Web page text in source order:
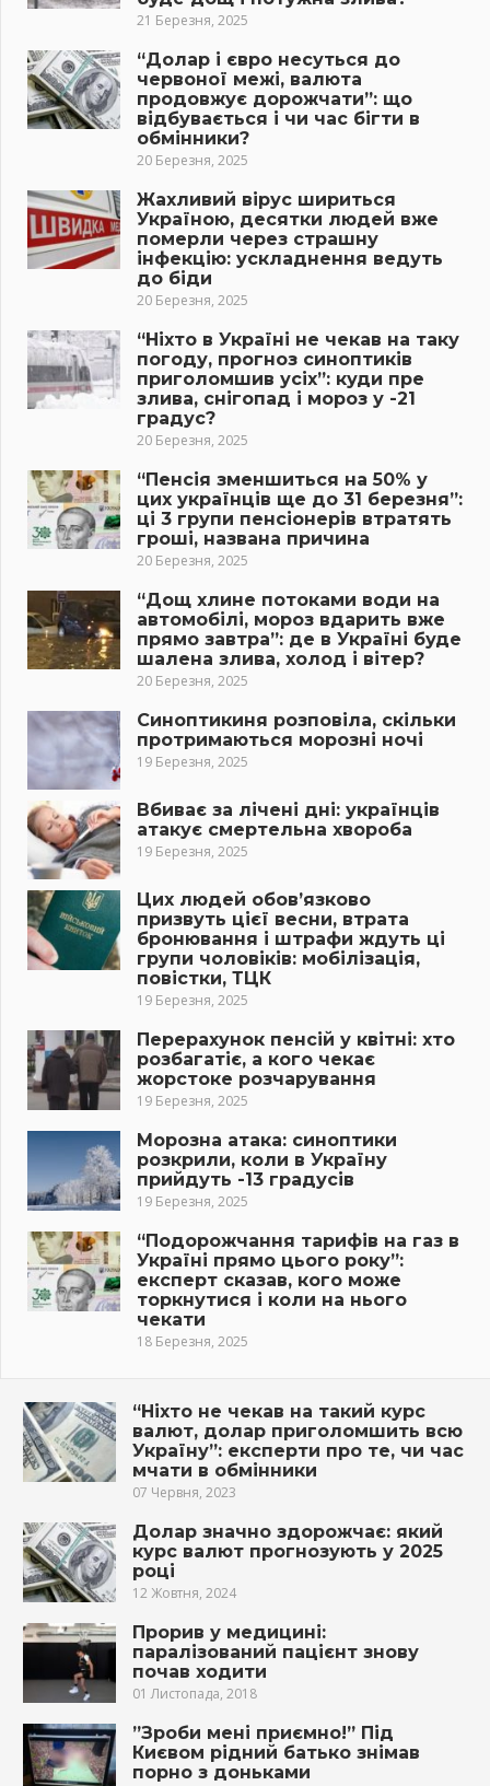
21 Березня, 2025
“Долар і євро несуться до
червоної межі, валюта
продовжує дорожчати”: що
відбувається і чи час бігти в
обмінники?
20 Березня, 2025
Жахливий вірус шириться
Україною, десятки людей вже
померли через страшну
інфекцію: ускладнення ведуть
до біди
20 Березня, 2025
“Ніхто в Україні не чекав на таку
погоду, прогноз синоптиків
приголомшив усіх”: куди пре
злива, снігопад і мороз у -21
градус?
20 Березня, 2025
“Пенсія зменшиться на 50% у
цих українців ще до 31 березня”:
ці 3 групи пенсіонерів втратять
гроші, названа причина
20 Березня, 2025
“Дощ хлине потоками води на
автомобілі, мороз вдарить вже
прямо завтра”: де в Україні буде
шалена злива, холод і вітер?
20 Березня, 2025
Синоптикиня розповіла, скільки
протримаються морозні ночі
19 Березня, 2025
Вбиває за лічені дні: українців
атакує смертельна хвороба
19 Березня, 2025
Цих людей обов’язково
призвуть цієї весни, втрата
бронювання і штрафи ждуть ці
групи чоловіків: мобілізація,
повістки, ТЦК
19 Березня, 2025
Перерахунок пенсій у квітні: хто
розбагатіє, а кого чекає
жорстоке розчарування
19 Березня, 2025
Морозна атака: синоптики
розкрили, коли в Україну
прийдуть -13 градусів
19 Березня, 2025
“Подорожчання тарифів на газ в
Україні прямо цього року”:
експерт сказав, кого може
торкнутися і коли на нього
чекати
18 Березня, 2025
“Ніхто не чекав на такий курс
валют, долар приголомшить всю
Україну”: експерти про те, чи час
мчати в обмінники
07 Червня, 2023
Долар значно здорожчає: який
курс валют прогнозують у 2025
році
12 Жовтня, 2024
Прорив у медицині:
паралізований пацієнт знову
почав ходити
01 Листопада, 2018
”Зроби мені приємно!” Під
Києвом рідний батько знімав
порно з доньками